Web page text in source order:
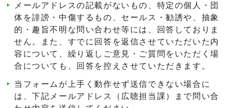
メールアドレスの記載がないもの、特定の個人・団
体を誹謗・中傷するもの、セールス・勧誘や、抽象
的・趣旨不明な問い合わせ等には、回答しておりま
せん。また、すでに回答を返信させていただいた内
容について、繰り返しご意見・ご質問をいただく場
合についても、回答を控えさせていただきます。
当フォームが上手く動作せず送信できない場合に
は、下記メールアドレス（広聴担当課）まで問い合